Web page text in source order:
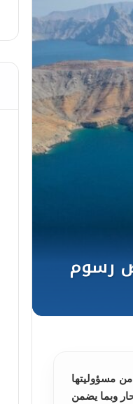
مسؤوليتها
وبما يضمن